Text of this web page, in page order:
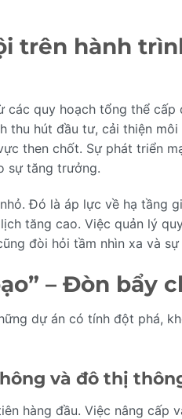
trên hành
các quy hoạch tổng thể
thu hút đầu tư, cải thiện
then chốt. Sự phát triển
sự tăng trưởng.
Đó là áp lực về hạ tầng
tăng cao. Việc quản lý
đòi hỏi tầm nhìn xa và
– Đòn bẩy
dự án có tính đột phá,
và đô thị
hàng đầu. Việc nâng cấp